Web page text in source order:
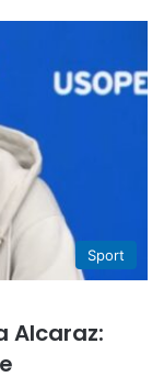
Sport
Alcaraz: